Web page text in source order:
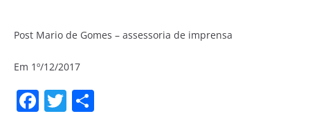
Post Mario de Gomes – assessoria de imprensa
Em 1º/12/2017
F T